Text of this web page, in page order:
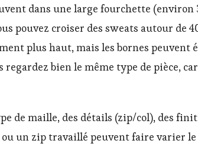
dans une large fourchette (environ
pouvez croiser des sweats autour de
plus haut, mais les bornes peuvent
bien le même type de pièce,
de maille, des détails (zip/col), des
un zip travaillé peuvent faire varier